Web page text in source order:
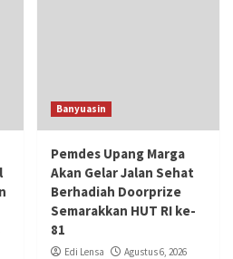
Banyuasin
Pemdes Upang Marga
Akan Gelar Jalan Sehat
Berhadiah Doorprize
Semarakkan HUT RI ke-
81
Edi Lensa Agustus 6, 2026